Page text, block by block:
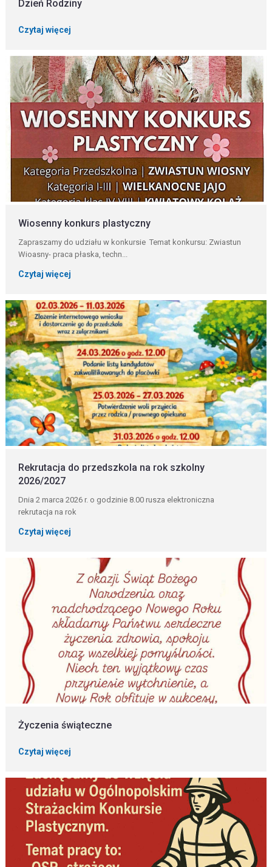
Dzień Rodziny
Czytaj więcej
Wiosenny konkurs plastyczny
Zapraszamy do udziału w konkursie Temat konkursu: Zwiastun
Wioasny- praca płaska, techn...
Czytaj więcej
Rekrutacja do przedszkola na rok szkolny
2026/2027
Dnia 2 marca 2026 r. o godzinie 8.00 rusza elektroniczna
rekrutacja na rok
Czytaj więcej
Życzenia świąteczne
Czytaj więcej